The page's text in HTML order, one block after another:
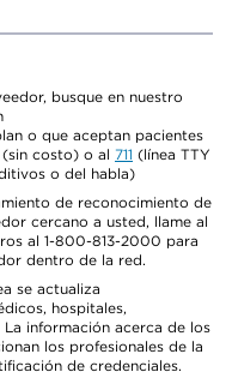
busque en nuestro
o que aceptan pacientes
costo) o al 711 (línea TTY
o del habla)
de reconocimiento de
cercano a usted, llame al
al 1-800-813-2000 para
dentro de la red.
se actualiza
hospitales,
información acerca de los
los profesionales de la
de credenciales.